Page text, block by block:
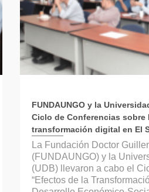
FUNDAUNGO y la
Ciclo de Conferencias sobre
transformación digital en El
La Fundación Doctor
(FUNDAUNGO) y la
(UDB) llevaron a cabo el
“Efectos de la